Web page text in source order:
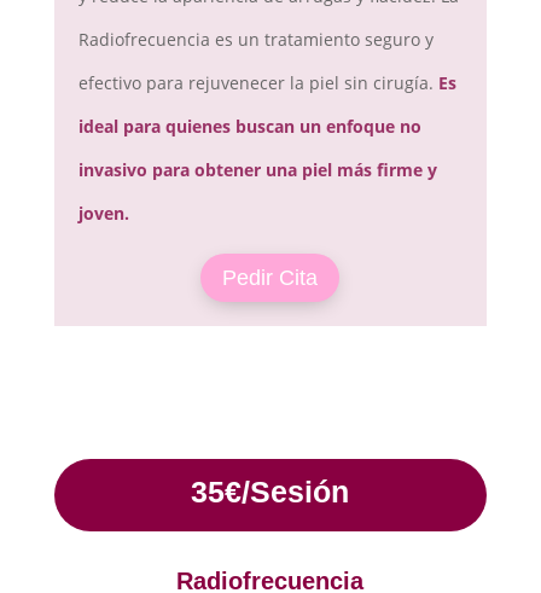
Radiofrecuencia es un tratamiento seguro y
efectivo para rejuvenecer la piel sin cirugía. Es
ideal para quienes buscan un enfoque no
invasivo para obtener una piel más firme y
joven.
Pedir Cita
35€/Sesión
Radiofrecuencia